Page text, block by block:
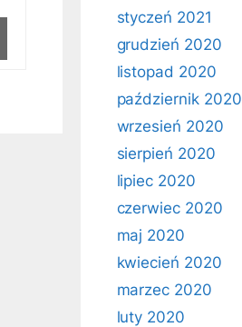
styczeń 2021
grudzień 2020
listopad 2020
październik 2020
wrzesień 2020
sierpień 2020
lipiec 2020
czerwiec 2020
maj 2020
kwiecień 2020
marzec 2020
luty 2020